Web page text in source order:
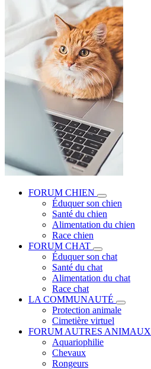
FORUM CHIEN
Éduquer son chien
Santé du chien
Alimentation du chien
Race chien
FORUM CHAT
Éduquer son chat
Santé du chat
Alimentation du chat
Race chat
LA COMMUNAUTÉ
Protection animale
Cimetière virtuel
FORUM AUTRES ANIMAUX
Aquariophilie
Chevaux
Rongeurs